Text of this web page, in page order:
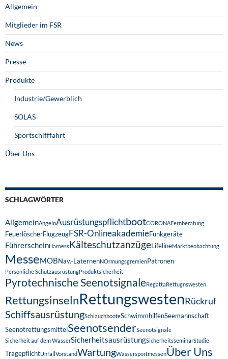
Allgemein
Mitglieder im FSR
News
Presse
Produkte
Industrie/Gewerblich
SOLAS
Sportschifffahrt
Über Uns
SCHLAGWÖRTER
AllgemeinAngelnAusrüstungspflichtbootCORONAFernberatung
FeuerlöscherFlugzeugFSR-OnlineakademieFunkgeräte
FührerscheinHarnessKälteschutzanzügeLifelineMarktbeobachtung
MesseMOBNav.-LaternenNOrmungsgremienPatronen
Persönliche SchutzausrüstungProduktsicherheit
Pyrotechnische SeenotsignaleRegattaRettugnswesten
RettungsinselnRettungswestenRückruf
SchiffsausrüstungSchlauchbooteSchwimmhilfenSeemannschaft
SeenotrettungsmittelSeenotsenderSeenotsignale
Sicherheit auf dem WasserSicherheitsausrüstungSicherheitsseminarStudie
TragepflichtUnfallVorstandWartungWassersportmessenÜber Uns